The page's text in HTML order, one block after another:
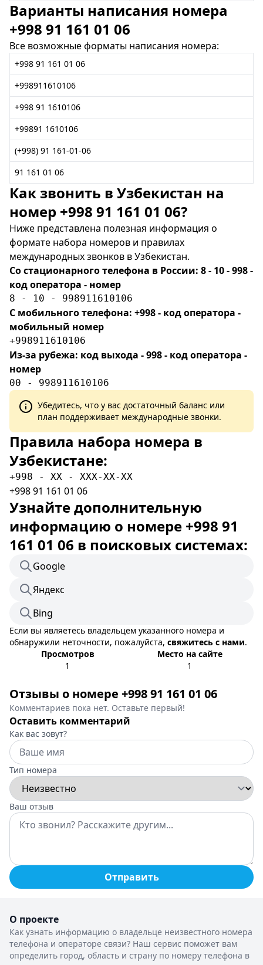
Варианты написания номера
+998 91 161 01 06
Все возможные форматы написания номера:
+998 91 161 01 06
+998911610106
+998 91 1610106
+99891 1610106
(+998) 91 161-01-06
91 161 01 06
Как звонить в Узбекистан на
номер +998 91 161 01 06?
Ниже представлена полезная информация о
формате набора номеров и правилах
международных звонков в Узбекистан.
Со стационарного телефона в России: 8 - 10 - 998 -
код оператора - номер
8 - 10 - 998911610106
С мобильного телефона: +998 - код оператора -
мобильный номер
+998911610106
Из-за рубежа: код выхода - 998 - код оператора -
номер
00 - 998911610106
Убедитесь, что у вас достаточный баланс или
план поддерживает международные звонки.
Правила набора номера в
Узбекистане:
+998 - XX - XXX-XX-XX
+998 91 161 01 06
Узнайте дополнительную
информацию о номере +998 91
161 01 06 в поисковых системах:
Google
Яндекс
Bing
Если вы являетесь владельцем указанного номера и
обнаружили неточности, пожалуйста, свяжитесь с нами.
Просмотров
1
Место на сайте
1
Отзывы о номере +998 91 161 01 06
Комментариев пока нет. Оставьте первый!
Оставить комментарий
Как вас зовут?
Тип номера
Ваш отзыв
Отправить
О проекте
Как узнать информацию о владельце неизвестного номера
телефона и операторе связи? Наш сервис поможет вам
определить город, область и страну по номеру телефона в